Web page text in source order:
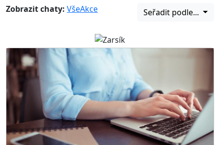
Zobrazit chaty: VšeAkce Seřadit podle...